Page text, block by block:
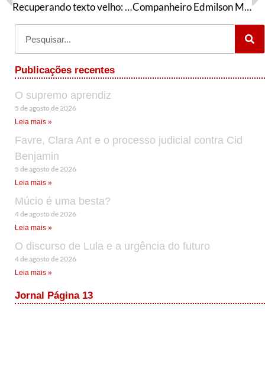
Recuperando texto velho: Noventa e três e os próximos anos Companheiro Edmilson Menezes, presente!
Publicações recentes
O supremo aprendiz
5 de agosto de 2026
Leia mais »
Favre, Clara Ant e o processo judicial contra Cid
Benjamin
5 de agosto de 2026
Leia mais »
Múcio é uma besta?
4 de agosto de 2026
Leia mais »
O discurso de Lula e a urgência do futuro
4 de agosto de 2026
Leia mais »
Jornal Página 13